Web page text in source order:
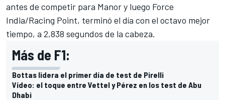
antes de competir para Manor y luego Force
India/Racing Point, terminó el día con el octavo mejor
tiempo, a 2,838 segundos de la cabeza.
Más de F1:
Bottas lidera el primer día de test de Pirelli
Vídeo: el toque entre Vettel y Pérez en los test de Abu
Dhabi